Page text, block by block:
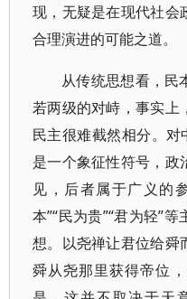
现，无疑是在现代社会
合理演进的可能之道。
从传统思想看，民
若两级的对峙，事实上
民主很难截然相分。对
是一个象征性符号，政
见，后者属于广义的
本”“民为贵”“君为轻”
想。以尧禅让君位给舜
舜从尧那里获得帝位